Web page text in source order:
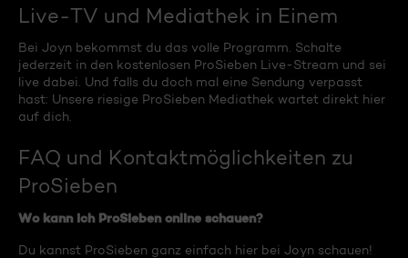
Live-TV und Mediathek in Einem
Bei Joyn bekommst du das volle Programm. Schalte
jederzeit in den kostenlosen ProSieben Live-Stream und sei
live dabei. Und falls du doch mal eine Sendung verpasst
hast: Unsere riesige ProSieben Mediathek wartet direkt hier
auf dich.
FAQ und Kontaktmöglichkeiten zu
ProSieben
Wo kann ich ProSieben online schauen?
Du kannst ProSieben ganz einfach hier bei Joyn schauen!